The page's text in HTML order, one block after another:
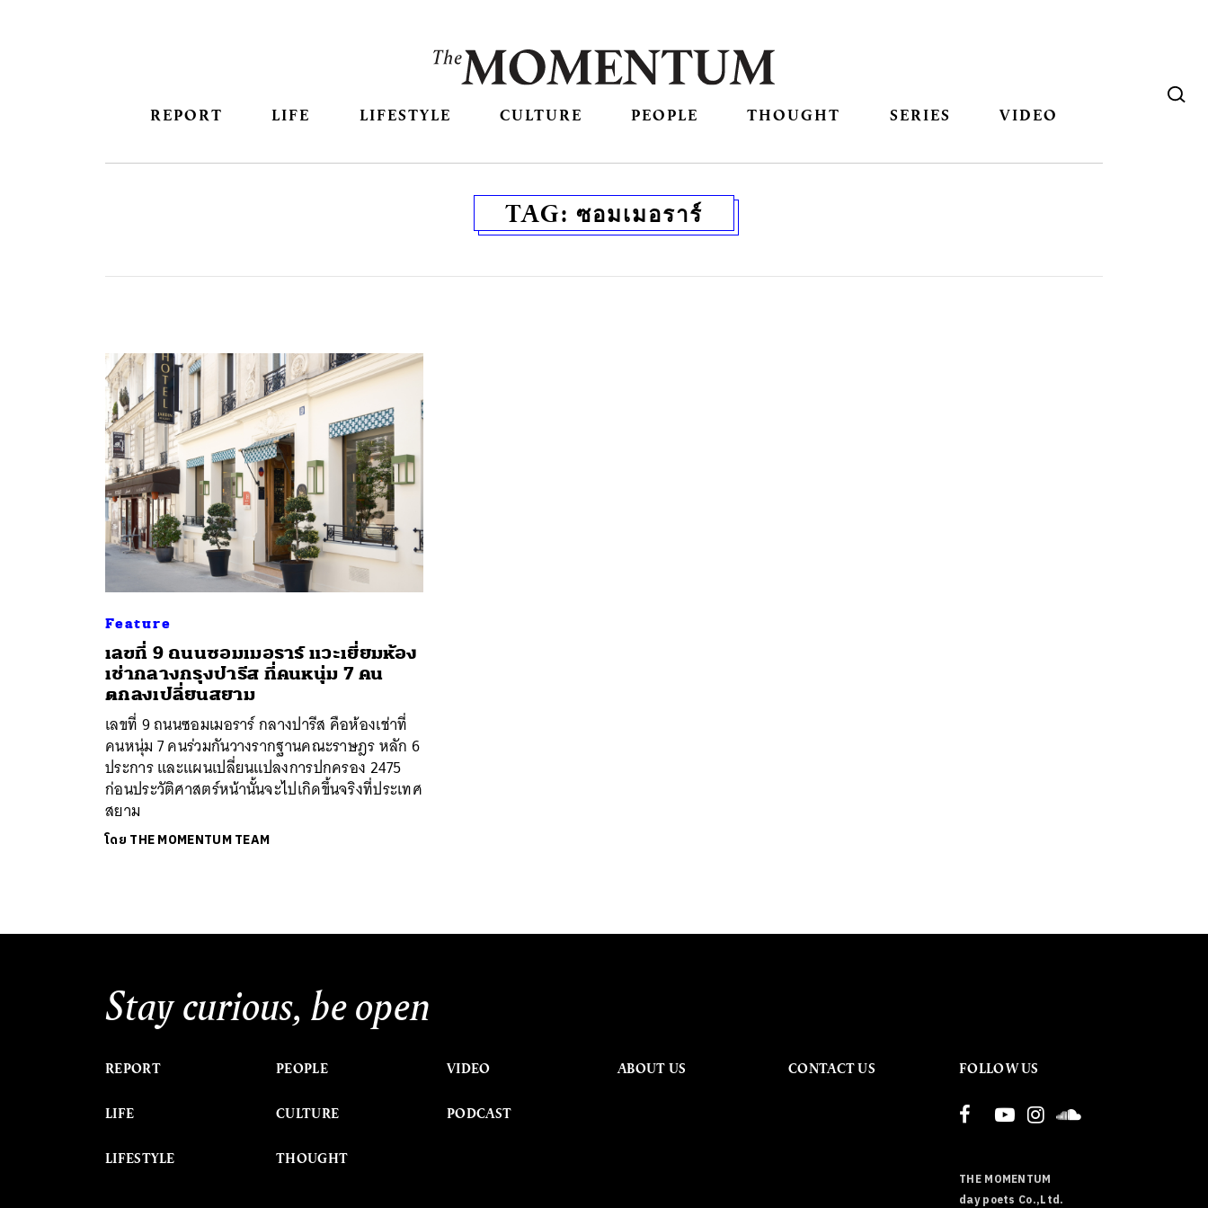
REPORT LIFE LIFESTYLE CULTURE PEOPLE THOUGHT SERIES VIDEO
TAG: ซอมเมอราร์
Feature
เลขที่ 9 ถนนซอมเมอราร์ แวะเยี่ยมห้อง
เช่ากลางกรุงปารีส ที่คนหนุ่ม 7 คน
ตกลงเปลี่ยนสยาม
เลขที่ 9 ถนนซอมเมอราร์ กลางปารีส คือห้องเช่าที่
คนหนุ่ม 7 คนร่วมกันวางรากฐานคณะราษฎร หลัก 6
ประการ และแผนเปลี่ยนแปลงการปกครอง 2475
ก่อนประวัติศาสตร์หน้านั้นจะไปเกิดขึ้นจริงที่ประเทศ
สยาม
โดย THE MOMENTUM TEAM
Stay curious, be open
REPORT
LIFE
LIFESTYLE
PEOPLE
CULTURE
THOUGHT
VIDEO
PODCAST
ABOUT US CONTACT US FOLLOW US
THE MOMENTUM
day poets Co.,Ltd.